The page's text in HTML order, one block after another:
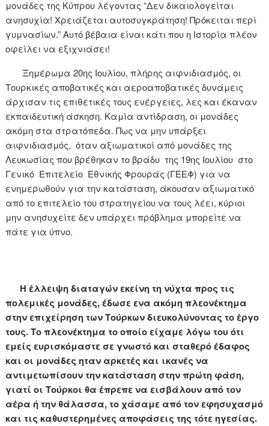
μονάδες της Κύπρου λέγοντας “Δεν δικαιολογείται
ανησυχία! Χρειάζεται αυτοσυγκράτηση! Πρόκειται περί
γυμνασίων.” Αυτό βέβαια είναι κάτι που η Ιστορία πλέον
οφείλει να εξιχνιάσει!
Ξημέρωμα 20ης Ιουλίου, πλήρης αιφνιδιασμός, οι
Τουρκικές αποβατικές και αεροαποβατικές δυνάμεις
άρχισαν τις επιθετικές τους ενέργειες, λες και έκαναν
εκπαιδευτική άσκηση. Καμία αντίδραση, οι μονάδες
ακόμη στα στρατόπεδα. Πως να μην υπάρξει
αιφνιδιασμός, όταν αξιωματικοί από μονάδες της
Λευκωσίας που βρέθηκαν το βράδυ της 19ης Ιουλίου στο
Γενικό Επιτελείο Εθνικής Φρουράς (ΓΕΕΦ) για να
ενημερωθούν για την κατάσταση, άκουσαν αξιωματικό
από το επιτελείο του στρατηγείου να τους λέει, κύριοι
μην ανησυχείτε δεν υπάρχει πρόβλημα μπορείτε να
πάτε για ύπνο.
Η έλλειψη διαταγών εκείνη τη νύχτα προς τις
πολεμικές μονάδες, έδωσε ενα ακόμη πλεονέκτημα
στην επιχείρηση των Τούρκων διευκολύνοντας το έργο
τους. Το πλεονέκτημα το οποίο είχαμε λόγω του ότι
εμείς ευρισκόμαστε σε γνωστό και σταθερό έδαφος
και οι μονάδες ηταν αρκετές και ικανές να
αντιμετωπίσουν την κατάσταση στην πρώτη φάση,
γιατί οι Τούρκοι θα έπρεπε να εισβάλουν από τον
αέρα ή την θάλασσα, το χάσαμε από τον εφησυχασμό
και τις καθυστερημένες αποφάσεις της τότε ηγεσίας.